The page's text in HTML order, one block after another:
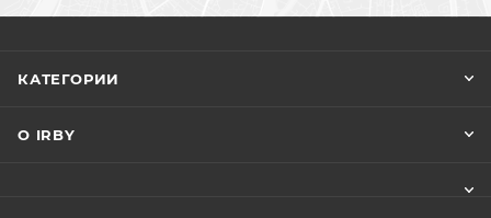
КАТЕГОРИИ
О IRBY